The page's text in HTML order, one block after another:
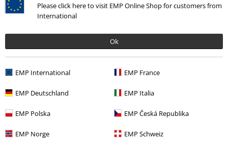
Please click here to visit EMP Online Shop for customers from
International
Ok
EMP International EMP France
EMP Deutschland EMP Italia
EMP Polska EMP Česká Republika
EMP Norge EMP Schweiz
€ 19,99